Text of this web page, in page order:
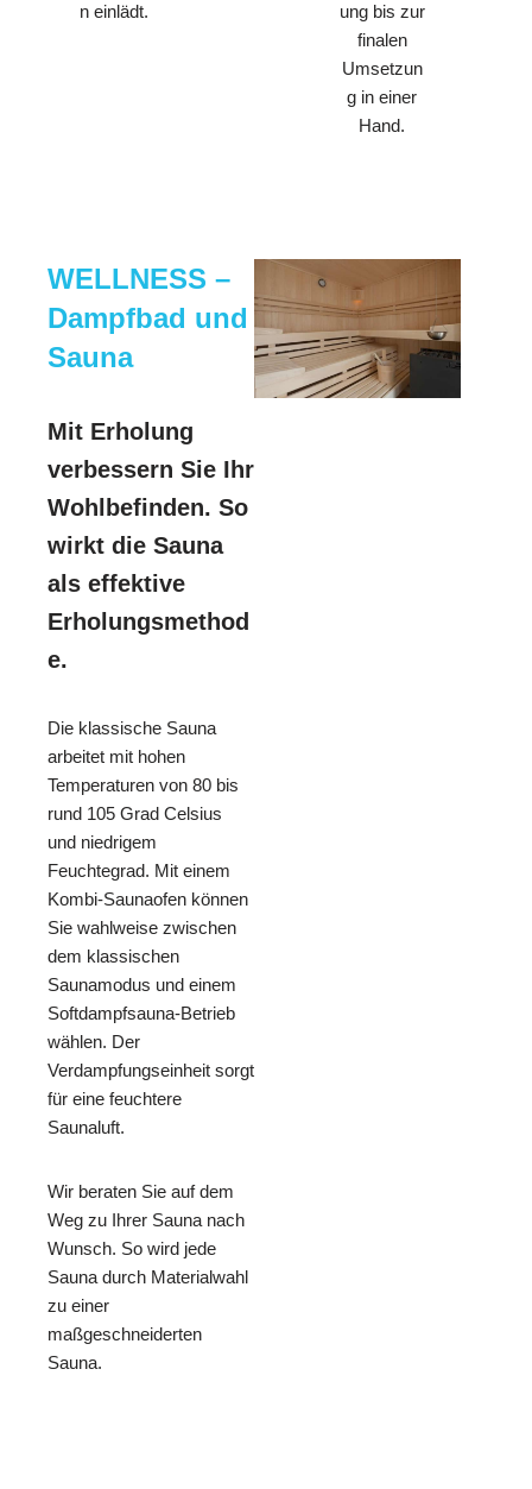
n einlädt.
ung bis zur
finalen
Umsetzun
g in einer
Hand.
WELLNESS –
Dampfbad und
Sauna
Mit Erholung
verbessern Sie Ihr
Wohlbefinden. So
wirkt die Sauna
als effektive
Erholungsmethod
e.
Die klassische Sauna
arbeitet mit hohen
Temperaturen von 80 bis
rund 105 Grad Celsius
und niedrigem
Feuchtegrad. Mit einem
Kombi-Saunaofen können
Sie wahlweise zwischen
dem klassischen
Saunamodus und einem
Softdampfsauna-Betrieb
wählen. Der
Verdampfungseinheit sorgt
für eine feuchtere
Saunaluft.
Wir beraten Sie auf dem
Weg zu Ihrer Sauna nach
Wunsch. So wird jede
Sauna durch Materialwahl
zu einer
maßgeschneiderten
Sauna.